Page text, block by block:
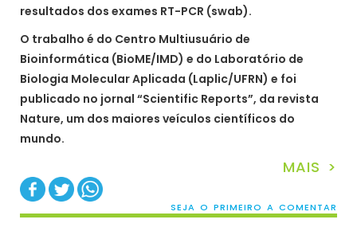
resultados dos exames RT-PCR (swab).
O trabalho é do Centro Multiusuário de
Bioinformática (BioME/IMD) e do Laboratório de
Biologia Molecular Aplicada (Laplic/UFRN) e foi
publicado no jornal “Scientific Reports”, da revista
Nature, um dos maiores veículos científicos do
mundo.
MAIS >
SEJA O PRIMEIRO A COMENTAR